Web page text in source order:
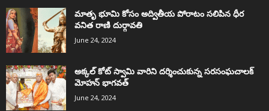
మాతృ భూమి కోసం అద్వితీయ పోరాటం సలిపిన ధీర
వనిత రాణి దుర్గావతి
June 24, 2024
అక్కల్‌ కోట్‌ స్వామి వారిని దర్శించుకున్న సరసంఘచాలక్
మోహన్ భాగవత్
June 24, 2024